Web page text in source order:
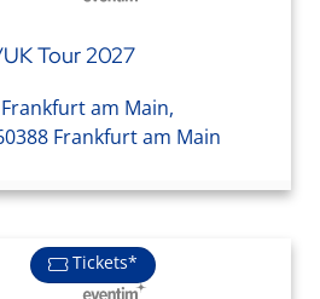
Tour 2027
am Main,
Frankfurt am Main
Tickets*